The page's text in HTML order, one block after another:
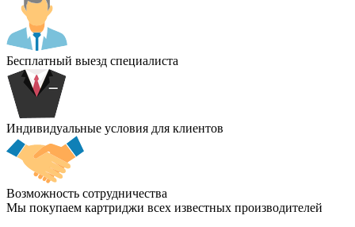
Бесплатный выезд специалиста
Индивидуальные условия для клиентов
Возможность сотрудничества
Мы покупаем картриджи всех известных производителей